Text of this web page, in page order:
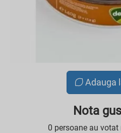
Adauga
Nota
0 persoane au